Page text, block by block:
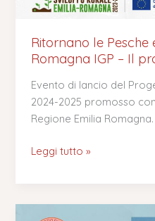
Ritornano le Pesche
Romagna IGP – Il
Evento di lancio del
2024-2025 promosso
Regione Emilia
Leggi tutto »